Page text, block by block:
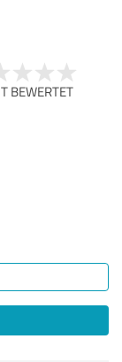
BEWERTET